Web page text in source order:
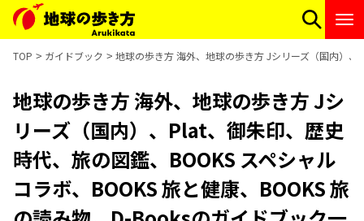
TOP ガイドブック 地球の歩き方 海外、地球の歩き方 Jシリーズ（国内）
地球の歩き方 海外、地球の歩き方 Jシ
リーズ（国内）、Plat、御朱印、歴史
時代、旅の図鑑、BOOKS スペシャル
コラボ、BOOKS 旅と健康、BOOKS 旅